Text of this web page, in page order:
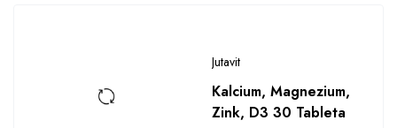
Jutavit
Kalcium, Magnezium,
Zink, D3 30 Tableta